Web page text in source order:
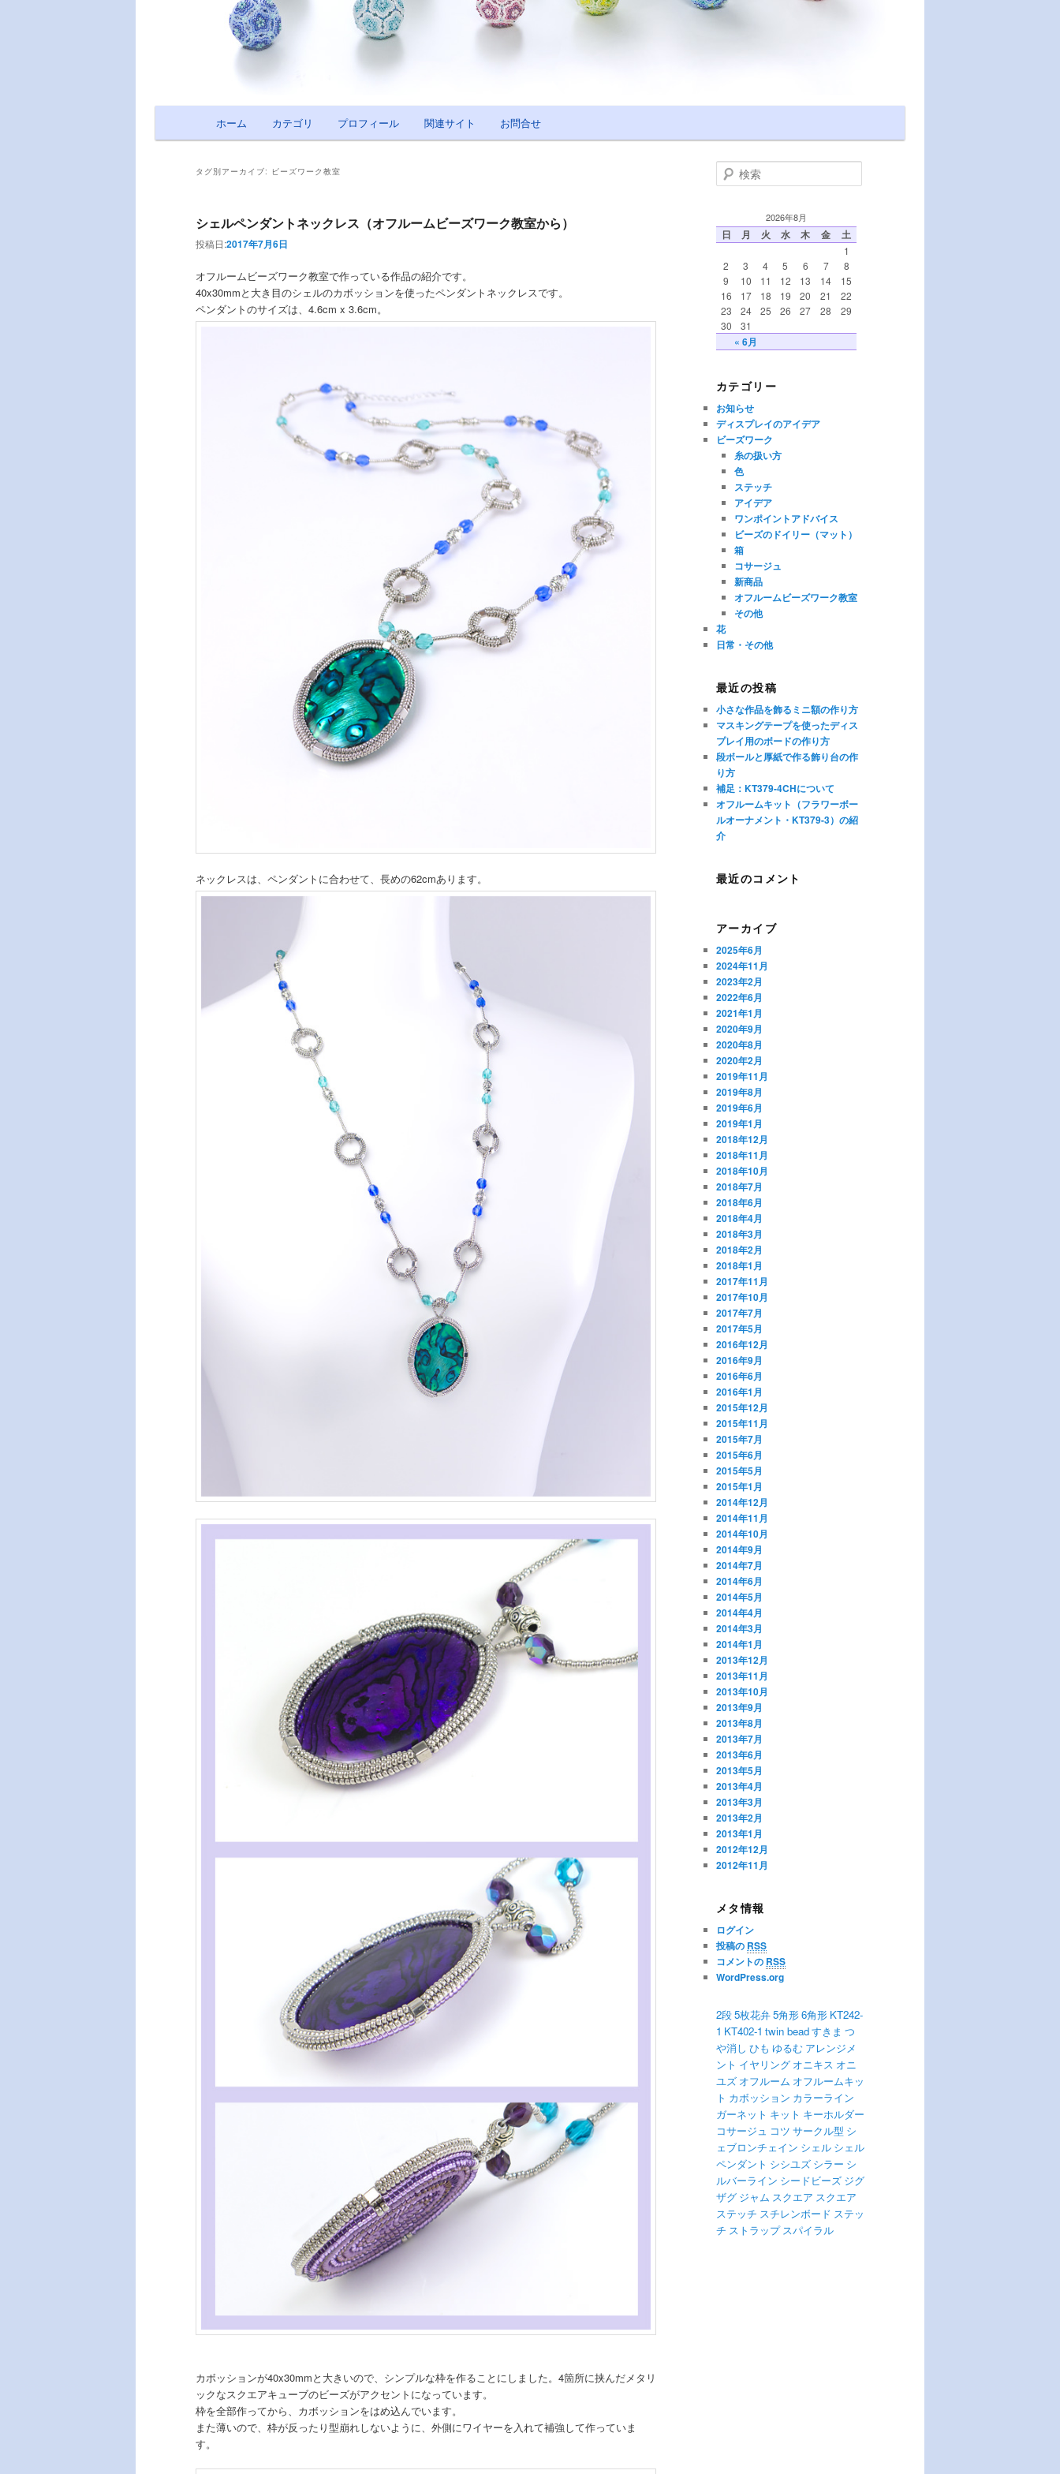
メインコンテンツへ移動
サブコンテンツへ移動
ホーム カテゴリ プロフィール 関連サイト お問合せ
タグ別アーカイブ: ビーズワーク教室
シェルペンダントネックレス（オフルームビーズワーク教室から）
投稿日:2017年7月6日
オフルームビーズワーク教室で作っている作品の紹介です。
40x30mmと大き目のシェルのカボッションを使ったペンダントネックレスです。
ペンダントのサイズは、4.6cm x 3.6cm。
ネックレスは、ペンダントに合わせて、長めの62cmあります。
カボッションが40x30mmと大きいので、シンプルな枠を作ることにしました。4箇所に挟んだメタリ
ックなスクエアキューブのビーズがアクセントになっています。
枠を全部作ってから、カボッションをはめ込んでいます。
また薄いので、枠が反ったり型崩れしないように、外側にワイヤーを入れて補強して作っていま
す。
検索
2026年8月
日 月 火 水 木 金 土
« 6月
1
2
3 4 5 6 7
8
9
10 11 12 13 14
15
16
17 18 19 20 21
22
23
24 25 26 27 28
29
30
31
カテゴリー
お知らせ
ディスプレイのアイデア
ビーズワーク
糸の扱い方
色
ステッチ
アイデア
ワンポイントアドバイス
ビーズのドイリー（マット）
箱
コサージュ
新商品
オフルームビーズワーク教室
その他
花
日常・その他
最近の投稿
小さな作品を飾るミニ額の作り方
マスキングテープを使ったディス
プレイ用のボードの作り方
段ボールと厚紙で作る飾り台の作
り方
補足：KT379-4CHについて
オフルームキット（フラワーボー
ルオーナメント・KT379-3）の紹
介
最近のコメント
アーカイブ
2025年6月
2024年11月
2023年2月
2022年6月
2021年1月
2020年9月
2020年8月
2020年2月
2019年11月
2019年8月
2019年6月
2019年1月
2018年12月
2018年11月
2018年10月
2018年7月
2018年6月
2018年4月
2018年3月
2018年2月
2018年1月
2017年11月
2017年10月
2017年7月
2017年5月
2016年12月
2016年9月
2016年6月
2016年1月
2015年12月
2015年11月
2015年7月
2015年6月
2015年5月
2015年1月
2014年12月
2014年11月
2014年10月
2014年9月
2014年7月
2014年6月
2014年5月
2014年4月
2014年3月
2014年1月
2013年12月
2013年11月
2013年10月
2013年9月
2013年8月
2013年7月
2013年6月
2013年5月
2013年4月
2013年3月
2013年2月
2013年1月
2012年12月
2012年11月
メタ情報
ログイン
投稿の RSS
コメントの RSS
WordPress.org
2段5枚花弁5角形6角形 KT242-
1 KT402-1 twin beadすきま つ
や消し ひも ゆるむ アレンジメ
ント イヤリング オニキス オニ
ユズ オフルーム オフルームキッ
ト カボッション カラーライン
ガーネット キット キーホルダー
コサージュ コツ サークル型 シ
ェブロンチェイン シェル シェル
ペンダント シシユズ シラー シ
ルバーライン シードビーズ ジグ
ザグ ジャム スクエア スクエア
ステッチ スチレンボード ステッ
チ ストラップ スパイラル